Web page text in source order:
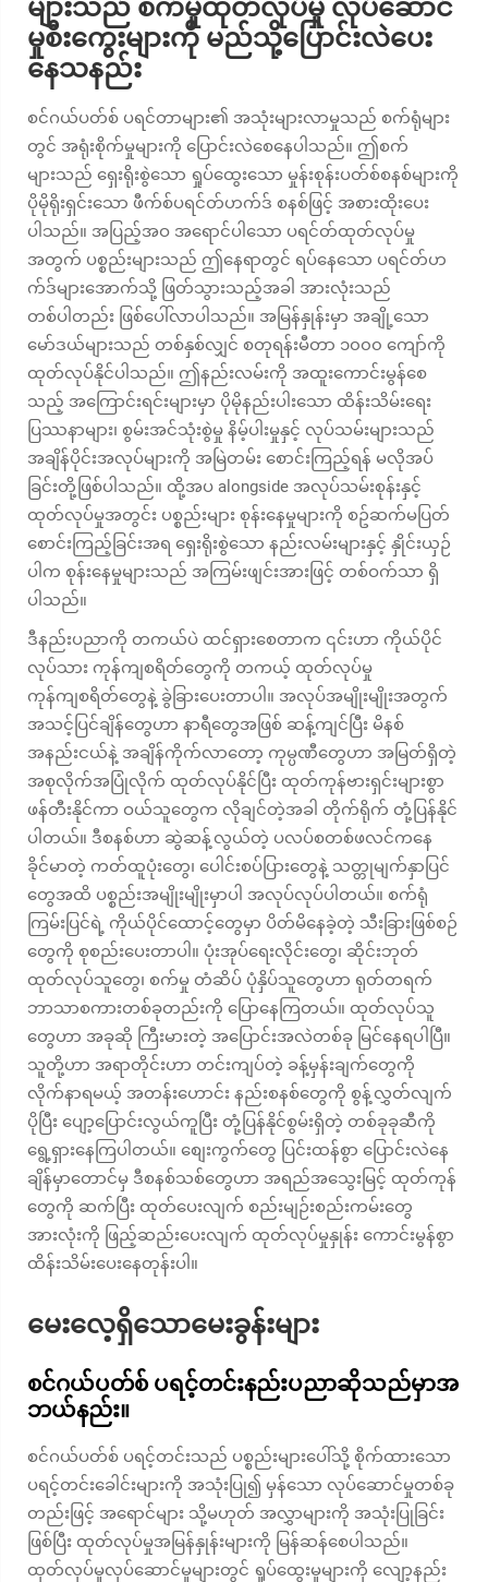
များသည် စက်မှုထုတ်လုပ်မှု လုပ်ဆောင်
မှုစီးကွေးများကို မည်သို့ပြောင်းလဲပေး
နေသနည်း
စင်ဂယ်ပတ်စ် ပရင်တာများ၏ အသုံးများလာမှုသည် စက်ရုံများ
တွင် အရုံးစိုက်မှုများကို ပြောင်းလဲစေနေပါသည်။ ဤစက်
များသည် ရှေးရိုးစွဲသော ရှုပ်ထွေးသော မှုန်းစုန်းပတ်စ်စနစ်များကို
ပိုမိုရိုးရှင်းသော ဖီက်စ်ပရင်တ်ဟက်ဒ် စနစ်ဖြင့် အစားထိုးပေး
ပါသည်။ အပြည့်အဝ အရောင်ပါသော ပရင်တ်ထုတ်လုပ်မှု
အတွက် ပစ္စည်းများသည် ဤနေရာတွင် ရပ်နေသော ပရင်တ်ဟ
က်ဒ်များအောက်သို့ ဖြတ်သွားသည့်အခါ အားလုံးသည်
တစ်ပါတည်း ဖြစ်ပေါ်လာပါသည်။ အမြန်နှုန်းမှာ အချို့သော
မော်ဒယ်များသည် တစ်နှစ်လျှင် စတုရန်းမီတာ ၁၀၀၀ ကျော်ကို
ထုတ်လုပ်နိုင်ပါသည်။ ဤနည်းလမ်းကို အထူးကောင်းမွန်စေ
သည့် အကြောင်းရင်းများမှာ ပိုမိုနည်းပါးသော ထိန်းသိမ်းရေး
ပြဿနာများ၊ စွမ်းအင်သုံးစွဲမှု နိမ့်ပါးမှုနှင့် လုပ်သမ်းများသည်
အချိန်ပိုင်းအလုပ်များကို အမြဲတမ်း စောင်းကြည့်ရန် မလိုအပ်
ခြင်းတို့ဖြစ်ပါသည်။ ထို့အပ alongside အလုပ်သမ်းစုန်းနှင့်
ထုတ်လုပ်မှုအတွင်း ပစ္စည်းများ စုန်းနေမှုများကို စဥ်ဆက်မပြတ်
စောင်းကြည့်ခြင်းအရ ရှေးရိုးစွဲသော နည်းလမ်းများနှင့် နှိုင်းယှဉ်
ပါက စုန်းနေမှုများသည် အကြမ်းဖျင်းအားဖြင့် တစ်ဝက်သာ ရှိ
ပါသည်။
ဒီနည်းပညာကို တကယ်ပဲ ထင်ရှားစေတာက ၎င်းဟာ ကိုယ်ပိုင်
လုပ်သား ကုန်ကျစရိတ်တွေကို တကယ့် ထုတ်လုပ်မှု
ကုန်ကျစရိတ်တွေနဲ့ ခွဲခြားပေးတာပါ။ အလုပ်အမျိုးမျိုးအတွက်
အသင့်ပြင်ချိန်တွေဟာ နာရီတွေအဖြစ် ဆန့်ကျင်ပြီး မိနစ်
အနည်းငယ်နဲ့ အချိန်ကိုက်လာတော့ ကုမ္ပဏီတွေဟာ အမြတ်ရှိတဲ့
အစုလိုက်အပြုံလိုက် ထုတ်လုပ်နိုင်ပြီး ထုတ်ကုန်ဗားရှင်းများစွာ
ဖန်တီးနိုင်ကာ ဝယ်သူတွေက လိုချင်တဲ့အခါ တိုက်ရိုက် တုံ့ပြန်နိုင်
ပါတယ်။ ဒီစနစ်ဟာ ဆွဲဆန့်လွယ်တဲ့ ပလပ်စတစ်ဖလင်ကနေ
ခိုင်မာတဲ့ ကတ်ထူပုံးတွေ၊ ပေါင်းစပ်ပြားတွေနဲ့ သတ္တုမျက်နှာပြင်
တွေအထိ ပစ္စည်းအမျိုးမျိုးမှာပါ အလုပ်လုပ်ပါတယ်။ စက်ရုံ
ကြမ်းပြင်ရဲ့ ကိုယ်ပိုင်ထောင့်တွေမှာ ပိတ်မိနေခဲ့တဲ့ သီးခြားဖြစ်စဉ်
တွေကို စုစည်းပေးတာပါ။ ပုံးအုပ်ရေးလိုင်းတွေ၊ ဆိုင်းဘုတ်
ထုတ်လုပ်သူတွေ၊ စက်မှု တံဆိပ် ပုံနှိပ်သူတွေဟာ ရုတ်တရက်
ဘာသာစကားတစ်ခုတည်းကို ပြောနေကြတယ်။ ထုတ်လုပ်သူ
တွေဟာ အခုဆို ကြီးမားတဲ့ အပြောင်းအလဲတစ်ခု မြင်နေရပါပြီ။
သူတို့ဟာ အရာတိုင်းဟာ တင်းကျပ်တဲ့ ခန့်မှန်းချက်တွေကို
လိုက်နာရမယ့် အတန်းဟောင်း နည်းစနစ်တွေကို စွန့်လွှတ်လျက်
ပိုပြီး ပျော့ပြောင်းလွယ်ကူပြီး တုံ့ပြန်နိုင်စွမ်းရှိတဲ့ တစ်ခုခုဆီကို
ရွေ့ရှားနေကြပါတယ်။ စျေးကွက်တွေ ပြင်းထန်စွာ ပြောင်းလဲနေ
ချိန်မှာတောင်မှ ဒီစနစ်သစ်တွေဟာ အရည်အသွေးမြင့် ထုတ်ကုန်
တွေကို ဆက်ပြီး ထုတ်ပေးလျက် စည်းမျဉ်းစည်းကမ်းတွေ
အားလုံးကို ဖြည့်ဆည်းပေးလျက် ထုတ်လုပ်မှုနှုန်း ကောင်းမွန်စွာ
ထိန်းသိမ်းပေးနေတုန်းပါ။
မေးလေ့ရှိသောမေးခွန်းများ
စင်ဂယ်ပတ်စ် ပရင့်တင်းနည်းပညာဆိုသည်မှာအ
ဘယ်နည်း။
စင်ဂယ်ပတ်စ် ပရင့်တင်းသည် ပစ္စည်းများပေါ်သို့ စိုက်ထားသော
ပရင့်တင်းခေါင်းများကို အသုံးပြု၍ မှန်သော လုပ်ဆောင်မှုတစ်ခု
တည်းဖြင့် အရောင်များ သို့မဟုတ် အလွှာများကို အသုံးပြုခြင်း
ဖြစ်ပြီး ထုတ်လုပ်မှုအမြန်နှုန်းများကို မြန်ဆန်စေပါသည်။
ထုတ်လုပ်မှုလုပ်ဆောင်မှုများတွင် ရှုပ်ထွေးမှုများကို လျော့နည်း